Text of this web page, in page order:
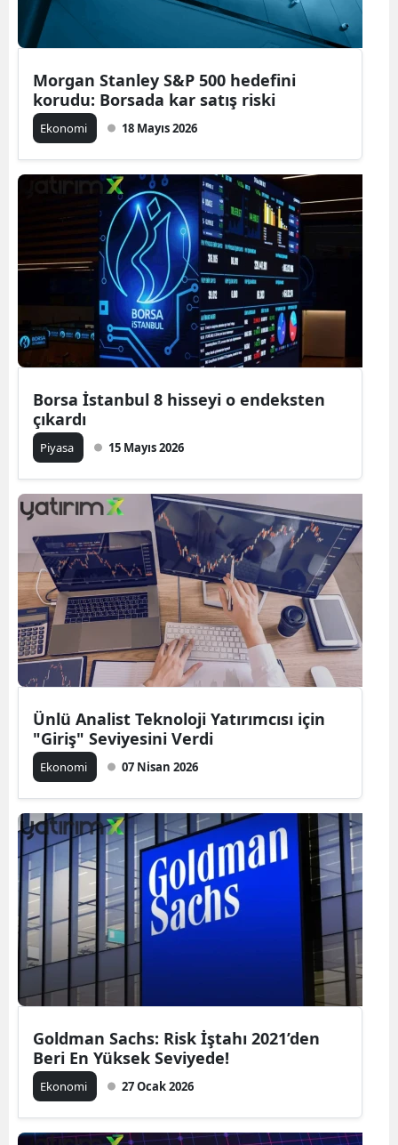
Morgan Stanley S&P 500 hedefini
korudu: Borsada kar satış riski
Ekonomi 18 Mayıs 2026
Borsa İstanbul 8 hisseyi o endeksten
çıkardı
Piyasa 15 Mayıs 2026
Ünlü Analist Teknoloji Yatırımcısı için
"Giriş" Seviyesini Verdi
Ekonomi 07 Nisan 2026
Goldman Sachs: Risk İştahı 2021’den
Beri En Yüksek Seviyede!
Ekonomi 27 Ocak 2026